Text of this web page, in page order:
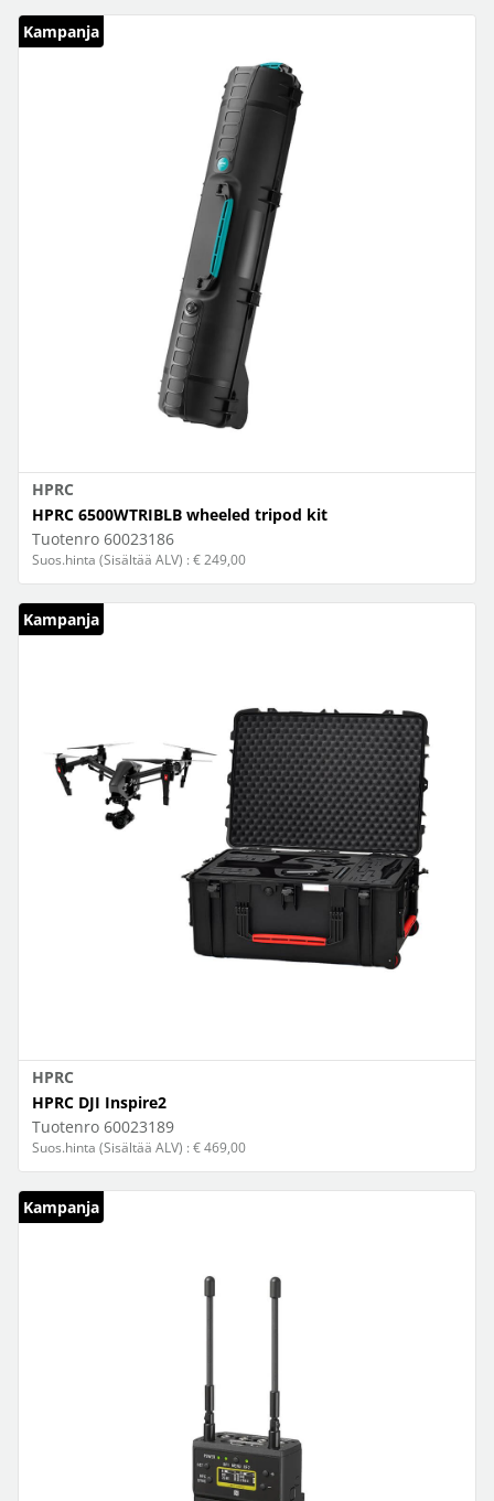
Kampanja
HPRC
HPRC 6500WTRIBLB wheeled tripod kit
Tuotenro 60023186
Suos.hinta (Sisältää ALV) : € 249,00
Kampanja
HPRC
HPRC DJI Inspire2
Tuotenro 60023189
Suos.hinta (Sisältää ALV) : € 469,00
Kampanja